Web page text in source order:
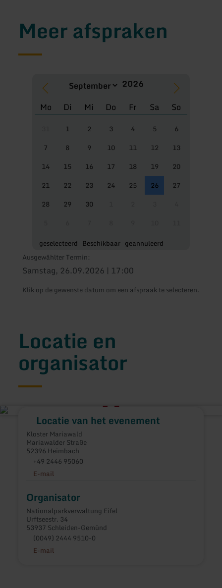
Meer afspraken
Mo Di Mi Do Fr Sa So
1 2 3 4 5
6
7
8 9 10 11 12
13
14
15 16 17 18 19
20
21
22 23 24 25 26
27
28
29 30
geselecteerd Beschikbaar geannuleerd
Ausgewählter Termin:
Samstag, 26.09.2026 | 17:00
Klik op de gewenste datum om een afspraak te selecteren.
Locatie en
organisator
Locatie van het evenement
Kloster Mariawald
Mariawalder Straße
52396 Heimbach
+49 2446 95060
E-mail
Organisator
Nationalparkverwaltung Eifel
Urftseestr. 34
53937 Schleiden-Gemünd
(0049) 2444 9510-0
E-mail